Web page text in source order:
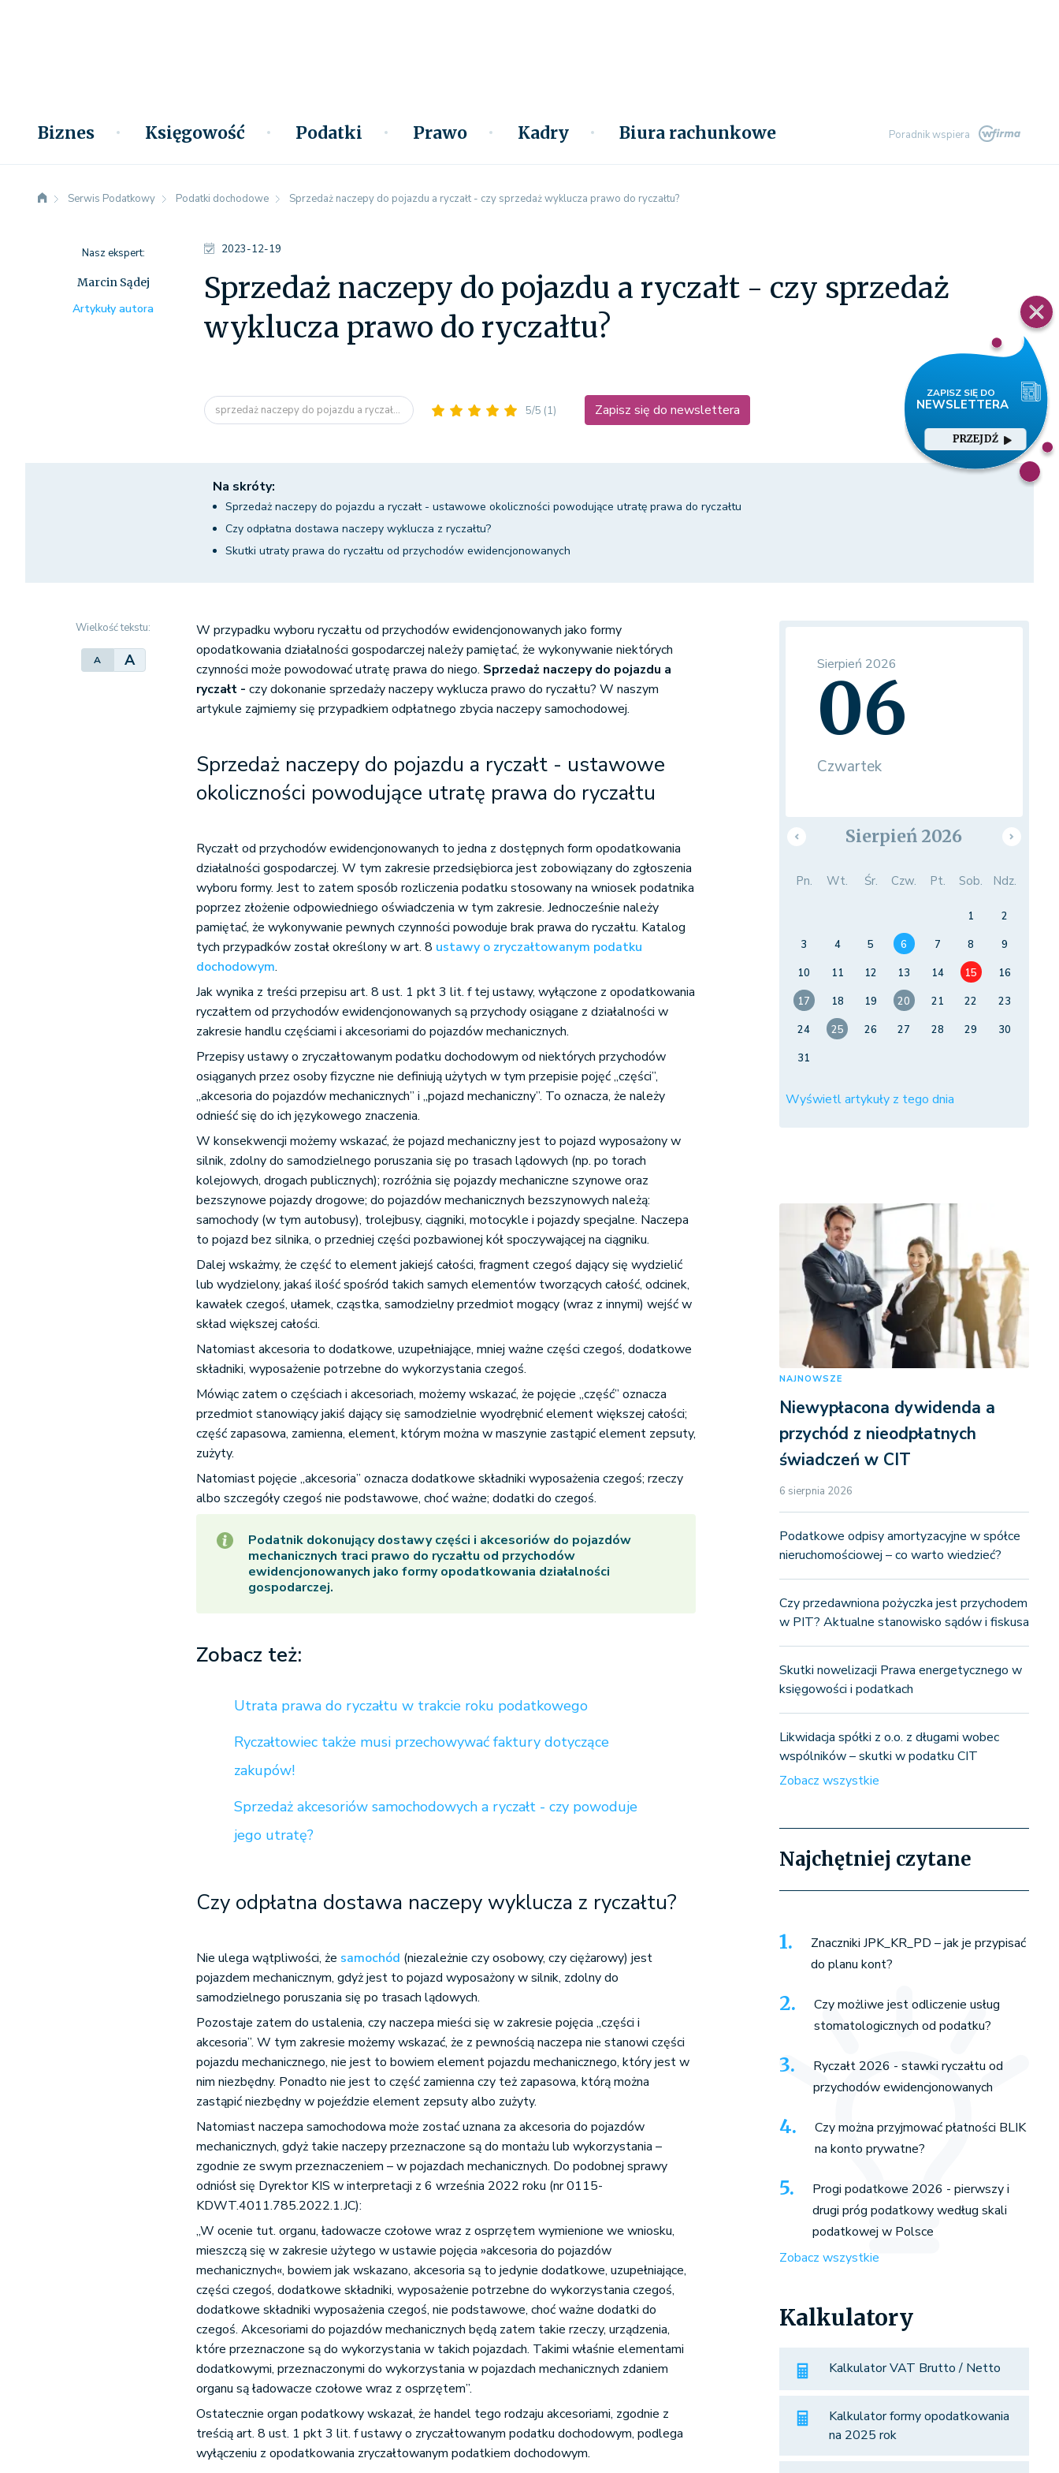
Biznes Księgowość Podatki Prawo Kadry Biura rachunkowe Poradnik wspiera
PRZEJDŹ
Serwis Podatkowy Podatki dochodowe Sprzedaż naczepy do pojazdu a ryczałt - czy sprzedaż wyklucza prawo do ryczałtu?
2023-12-19
Sprzedaż naczepy do pojazdu a ryczałt - czy sprzedaż
wyklucza prawo do ryczałtu?
sprzedaż naczepy do pojazdu a ryczał... 5/5 (1) Zapisz się do newslettera
Nasz ekspert:
Marcin Sądej
Artykuły autora
Na skróty:
Sprzedaż naczepy do pojazdu a ryczałt - ustawowe okoliczności powodujące utratę prawa do ryczałtu
Czy odpłatna dostawa naczepy wyklucza z ryczałtu?
Skutki utraty prawa do ryczałtu od przychodów ewidencjonowanych
Wielkość tekstu:
A A
W przypadku wyboru ryczałtu od przychodów ewidencjonowanych jako formy
opodatkowania działalności gospodarczej należy pamiętać, że wykonywanie niektórych
czynności może powodować utratę prawa do niego. Sprzedaż naczepy do pojazdu a
ryczałt -czy dokonanie sprzedaży naczepy wyklucza prawo do ryczałtu? W naszym
artykule zajmiemy się przypadkiem odpłatnego zbycia naczepy samochodowej.
Sprzedaż naczepy do pojazdu a ryczałt - ustawowe
okoliczności powodujące utratę prawa do ryczałtu
Ryczałt od przychodów ewidencjonowanych to jedna z dostępnych form opodatkowania
działalności gospodarczej. W tym zakresie przedsiębiorca jest zobowiązany do zgłoszenia
wyboru formy. Jest to zatem sposób rozliczenia podatku stosowany na wniosek podatnika
poprzez złożenie odpowiedniego oświadczenia w tym zakresie. Jednocześnie należy
pamiętać, że wykonywanie pewnych czynności powoduje brak prawa do ryczałtu. Katalog
tych przypadków został określony w art. 8 ustawy o zryczałtowanym podatku
dochodowym.
Jak wynika z treści przepisu art. 8 ust. 1 pkt 3 lit. f tej ustawy, wyłączone z opodatkowania
ryczałtem od przychodów ewidencjonowanych są przychody osiągane z działalności w
zakresie handlu częściami i akcesoriami do pojazdów mechanicznych.
Przepisy ustawy o zryczałtowanym podatku dochodowym od niektórych przychodów
osiąganych przez osoby fizyczne nie definiują użytych w tym przepisie pojęć „części”,
„akcesoria do pojazdów mechanicznych” i „pojazd mechaniczny”. To oznacza, że należy
odnieść się do ich językowego znaczenia.
W konsekwencji możemy wskazać, że pojazd mechaniczny jest to pojazd wyposażony w
silnik, zdolny do samodzielnego poruszania się po trasach lądowych (np. po torach
kolejowych, drogach publicznych); rozróżnia się pojazdy mechaniczne szynowe oraz
bezszynowe pojazdy drogowe; do pojazdów mechanicznych bezszynowych należą:
samochody (w tym autobusy), trolejbusy, ciągniki, motocykle i pojazdy specjalne. Naczepa
to pojazd bez silnika, o przedniej części pozbawionej kół spoczywającej na ciągniku.
Dalej wskażmy, że część to element jakiejś całości, fragment czegoś dający się wydzielić
lub wydzielony, jakaś ilość spośród takich samych elementów tworzących całość, odcinek,
kawałek czegoś, ułamek, cząstka, samodzielny przedmiot mogący (wraz z innymi) wejść w
skład większej całości.
Natomiast akcesoria to dodatkowe, uzupełniające, mniej ważne części czegoś, dodatkowe
składniki, wyposażenie potrzebne do wykorzystania czegoś.
Mówiąc zatem o częściach i akcesoriach, możemy wskazać, że pojęcie „część” oznacza
przedmiot stanowiący jakiś dający się samodzielnie wyodrębnić element większej całości;
część zapasowa, zamienna, element, którym można w maszynie zastąpić element zepsuty,
zużyty.
Natomiast pojęcie „akcesoria” oznacza dodatkowe składniki wyposażenia czegoś; rzeczy
albo szczegóły czegoś nie podstawowe, choć ważne; dodatki do czegoś.
Podatnik dokonujący dostawy części i akcesoriów do pojazdów
mechanicznych traci prawo do ryczałtu od przychodów
ewidencjonowanych jako formy opodatkowania działalności
gospodarczej.
Zobacz też:
Utrata prawa do ryczałtu w trakcie roku podatkowego
Ryczałtowiec także musi przechowywać faktury dotyczące
zakupów!
Sprzedaż akcesoriów samochodowych a ryczałt - czy powoduje
jego utratę?
Czy odpłatna dostawa naczepy wyklucza z ryczałtu?
Nie ulega wątpliwości, że samochód (niezależnie czy osobowy, czy ciężarowy) jest
pojazdem mechanicznym, gdyż jest to pojazd wyposażony w silnik, zdolny do
samodzielnego poruszania się po trasach lądowych.
Pozostaje zatem do ustalenia, czy naczepa mieści się w zakresie pojęcia „części i
akcesoria”. W tym zakresie możemy wskazać, że z pewnością naczepa nie stanowi części
pojazdu mechanicznego, nie jest to bowiem element pojazdu mechanicznego, który jest w
nim niezbędny. Ponadto nie jest to część zamienna czy też zapasowa, którą można
zastąpić niezbędny w pojeździe element zepsuty albo zużyty.
Natomiast naczepa samochodowa może zostać uznana za akcesoria do pojazdów
mechanicznych, gdyż takie naczepy przeznaczone są do montażu lub wykorzystania –
zgodnie ze swym przeznaczeniem – w pojazdach mechanicznych. Do podobnej sprawy
odniósł się Dyrektor KIS w interpretacji z 6 września 2022 roku (nr 0115-
KDWT.4011.785.2022.1.JC):
„W ocenie tut. organu, ładowacze czołowe wraz z osprzętem wymienione we wniosku,
mieszczą się w zakresie użytego w ustawie pojęcia »akcesoria do pojazdów
mechanicznych«, bowiem jak wskazano, akcesoria są to jedynie dodatkowe, uzupełniające,
części czegoś, dodatkowe składniki, wyposażenie potrzebne do wykorzystania czegoś,
dodatkowe składniki wyposażenia czegoś, nie podstawowe, choć ważne dodatki do
czegoś. Akcesoriami do pojazdów mechanicznych będą zatem takie rzeczy, urządzenia,
które przeznaczone są do wykorzystania w takich pojazdach. Takimi właśnie elementami
dodatkowymi, przeznaczonymi do wykorzystania w pojazdach mechanicznych zdaniem
organu są ładowacze czołowe wraz z osprzętem”.
Ostatecznie organ podatkowy wskazał, że handel tego rodzaju akcesoriami, zgodnie z
treścią art. 8 ust. 1 pkt 3 lit. f ustawy o zryczałtowanym podatku dochodowym, podlega
wyłączeniu z opodatkowania zryczałtowanym podatkiem dochodowym.
Sierpień 2026
06
Czwartek
Sierpień 2026
Pn. Wt. Śr. Czw. Pt. Sob. Ndz.
1
2
3
4 5 6 7 8
9
10
11 12 13 14 15
16
17
18 19 20 21 22
23
24
25 26 27 28 29
30
31
Wyświetl artykuły z tego dnia
NAJNOWSZE
Niewypłacona dywidenda a
przychód z nieodpłatnych
świadczeń w CIT
6 sierpnia 2026
Podatkowe odpisy amortyzacyjne w spółce
nieruchomościowej – co warto wiedzieć?
Czy przedawniona pożyczka jest przychodem
w PIT? Aktualne stanowisko sądów i fiskusa
Skutki nowelizacji Prawa energetycznego w
księgowości i podatkach
Likwidacja spółki z o.o. z długami wobec
wspólników – skutki w podatku CIT
Zobacz wszystkie
Najchętniej czytane
Znaczniki JPK_KR_PD – jak je przypisać
do planu kont?
Czy możliwe jest odliczenie usług
stomatologicznych od podatku?
Ryczałt 2026 - stawki ryczałtu od
przychodów ewidencjonowanych
Czy można przyjmować płatności BLIK
na konto prywatne?
Progi podatkowe 2026 - pierwszy i
drugi próg podatkowy według skali
podatkowej w Polsce
Zobacz wszystkie
Kalkulatory
Kalkulator VAT Brutto / Netto
Kalkulator formy opodatkowania
na 2025 rok